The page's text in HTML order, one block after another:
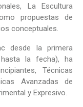
La Escultura
propuestas de
conceptuales.
desde la primera
la fecha), ha
Técnicas
Avanzadas de
y Expresivo.